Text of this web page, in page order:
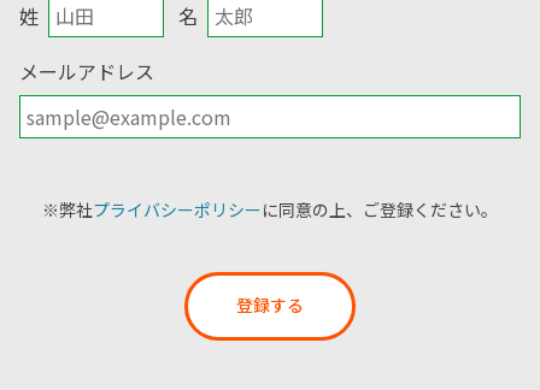
姓
名
メールアドレス
※弊社プライバシーポリシーに同意の上、ご登録ください。
登録する